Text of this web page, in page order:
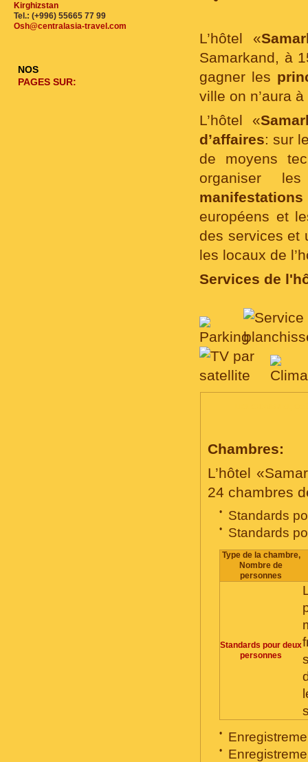
L’hôtel «
Samarkand, à
gagner les
ville on n’aura
L’hôtel «
d’affaires: sur
de moyens
organiser
européens et
des services et
les locaux de
Services de
Chambres:
L’hôtel
24 chambres
• Standards
• Standards
Type de la chambre,
Nombre de
personnes
Standards pour deux
personnes
•
•
Kirghizstan
Tel.: (+996) 55665 77 99
Osh@centralasia-travel.com
NOS
PAGES SUR: